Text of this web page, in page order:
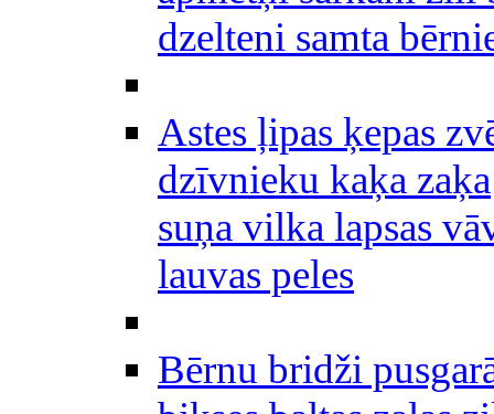
dzelteni samta
Astes ļipas ķepas
dzīvnieku kaķa zaķa
suņa vilka lapsas
lauvas peles
Bērnu bridži